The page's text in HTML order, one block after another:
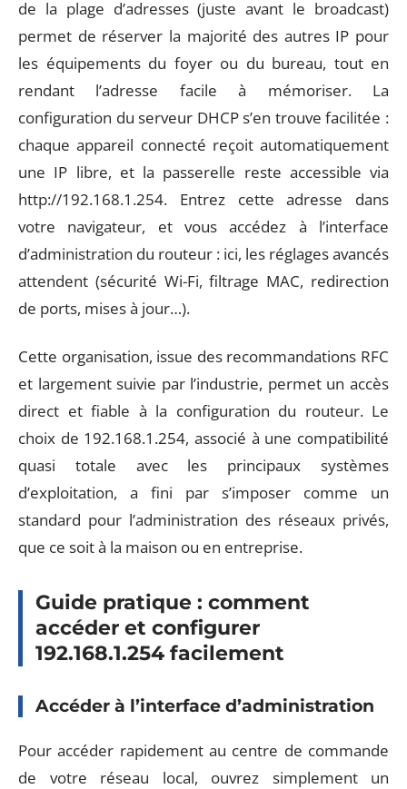
de la plage d’adresses (juste avant le broadcast)
permet de réserver la majorité des autres IP pour
les équipements du foyer ou du bureau, tout en
rendant l’adresse facile à mémoriser. La
configuration du serveur DHCP s’en trouve facilitée :
chaque appareil connecté reçoit automatiquement
une IP libre, et la passerelle reste accessible via
http://192.168.1.254. Entrez cette adresse dans
votre navigateur, et vous accédez à l’interface
d’administration du routeur : ici, les réglages avancés
attendent (sécurité Wi-Fi, filtrage MAC, redirection
de ports, mises à jour…).
Cette organisation, issue des recommandations RFC
et largement suivie par l’industrie, permet un accès
direct et fiable à la configuration du routeur. Le
choix de 192.168.1.254, associé à une compatibilité
quasi totale avec les principaux systèmes
d’exploitation, a fini par s’imposer comme un
standard pour l’administration des réseaux privés,
que ce soit à la maison ou en entreprise.
Guide pratique : comment
accéder et configurer
192.168.1.254 facilement
Accéder à l’interface d’administration
Pour accéder rapidement au centre de commande
de votre réseau local, ouvrez simplement un